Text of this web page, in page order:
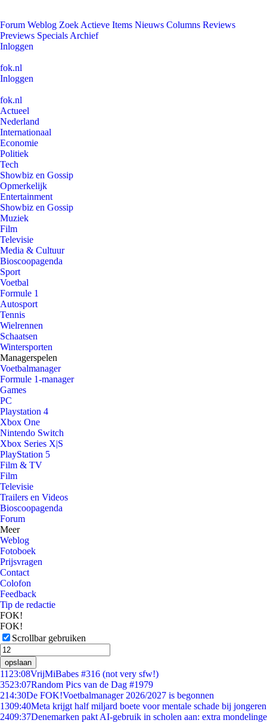
Forum Weblog Zoek Actieve Items Nieuws Columns Reviews
Previews Specials Archief
Inloggen
fok.nl
Inloggen
fok.nl
Actueel
Nederland
Internationaal
Economie
Politiek
Tech
Showbiz en Gossip
Opmerkelijk
Entertainment
Showbiz en Gossip
Muziek
Film
Televisie
Media & Cultuur
Bioscoopagenda
Sport
Voetbal
Formule 1
Autosport
Tennis
Wielrennen
Schaatsen
Wintersporten
Managerspelen
Voetbalmanager
Formule 1-manager
Games
PC
Playstation 4
Xbox One
Nintendo Switch
Xbox Series X|S
PlayStation 5
Film & TV
Film
Televisie
Trailers en Videos
Bioscoopagenda
Forum
Meer
Weblog
Fotoboek
Prijsvragen
Contact
Colofon
Feedback
Tip de redactie
FOK!
FOK!
Scrollbar gebruiken
opslaan
11 23:08VrijMiBabes #316 (not very sfw!)
3523:07Random Pics van de Dag #1979
214:30De FOK!Voetbalmanager 2026/2027 is begonnen
1309:40Meta krijgt half miljard boete voor mentale schade bij jongeren
2409:37Denemarken pakt AI-gebruik in scholen aan: extra mondelinge